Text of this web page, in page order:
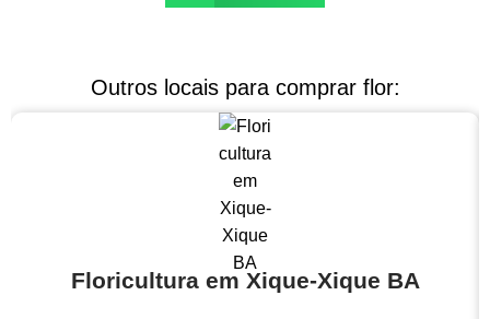
Outros locais para comprar flor:
Floricultura em Xique-Xique BA